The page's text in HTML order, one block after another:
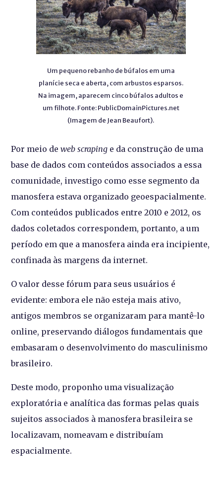
Um pequeno rebanho de búfalos em uma
planície seca e aberta, com arbustos esparsos.
Na imagem, aparecem cinco búfalos adultos e
um filhote. Fonte: PublicDomainPictures.net
(Imagem de Jean Beaufort).
Por meio deweb scraping e da construção de uma
base de dados com conteúdos associados a essa
comunidade, investigo como esse segmento da
manosfera estava organizado geoespacialmente.
Com conteúdos publicados entre 2010 e 2012, os
dados coletados correspondem, portanto, a um
período em que a manosfera ainda era incipiente,
confinada às margens da internet.
O valor desse fórum para seus usuários é
evidente: embora ele não esteja mais ativo,
antigos membros se organizaram para mantê-lo
online, preservando diálogos fundamentais que
embasaram o desenvolvimento do masculinismo
brasileiro.
Deste modo, proponho uma visualização
exploratória e analítica das formas pelas quais
sujeitos associados à manosfera brasileira se
localizavam, nomeavam e distribuíam
espacialmente.